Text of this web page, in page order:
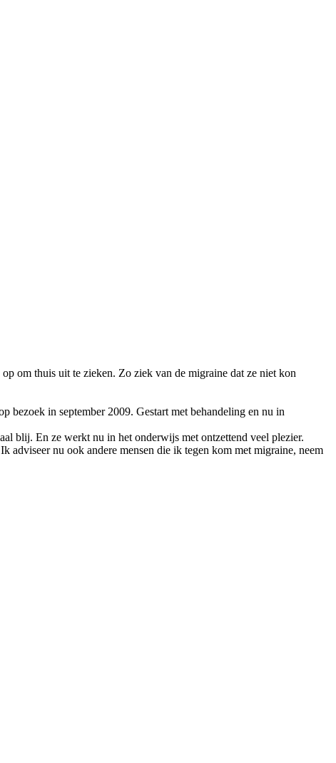
om thuis uit te zieken. Zo ziek van de migraine dat ze niet kon
bezoek in september 2009. Gestart met behandeling en nu in
blij. En ze werkt nu in het onderwijs met ontzettend veel plezier.
nu ook andere mensen die ik tegen kom met migraine, neem